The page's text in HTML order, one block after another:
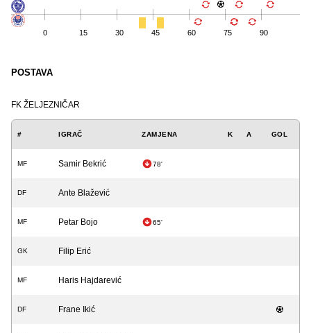
0 15 30 45 60 75 90
POSTAVA
FK ŽELJEZNIČAR
# IGRAČ ZAMJENA K A GOL
MF Samir Bekrić 78'
DF Ante Blažević
MF Petar Bojo 65'
GK Filip Erić
MF Haris Hajdarević
DF Frane Ikić